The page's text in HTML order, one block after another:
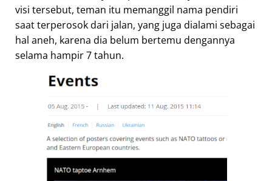
visi tersebut, teman itu memanggil nama pendiri
saat terperosok dari jalan, yang juga dialami sebagai
hal aneh, karena dia belum bertemu dengannya
selama hampir 7 tahun.